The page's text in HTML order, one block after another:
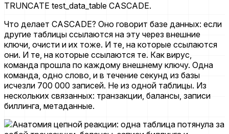
TRUNCATE test_data_table CASCADE.
Что делает CASCADE? Оно говорит базе данных: если
другие таблицы ссылаются на эту через внешние
ключи, очисти и их тоже. И те, на которые ссылаются
они. И те, на которые ссылаются те. Как вирус,
команда прошла по каждому внешнему ключу. Одна
команда, одно слово, и в течение секунд из базы
исчезли 700 000 записей. Не из одной таблицы. Из
нескольких связанных: транзакции, балансы, записи
биллинга, метаданные.